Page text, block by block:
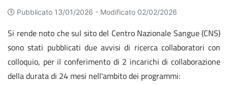
Pubblicato 13/01/2026 - Modificato 02/02/2026
Si rende noto che sul sito del Centro Nazionale Sangue (CNS)
sono stati pubblicati due avvisi di ricerca collaboratori con
colloquio, per il conferimento di 2 incarichi di collaborazione
della durata di 24 mesi nell'ambito dei programmi: